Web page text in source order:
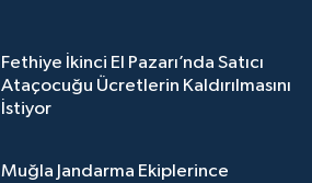
Fethiye İkinci El Pazarı’nda Satıcı
Ataçocuğu Ücretlerin Kaldırılmasını
İstiyor
Muğla Jandarma Ekiplerince